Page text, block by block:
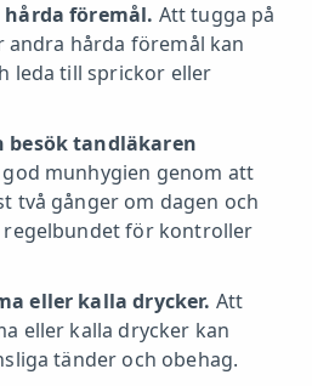
föremål. Att tugga på
andra hårda föremål kan
leda till sprickor eller
besök tandläkaren
god munhygien genom att
två gånger om dagen och
regelbundet för kontroller
eller kalla drycker. Att
eller kalla drycker kan
tänder och obehag.